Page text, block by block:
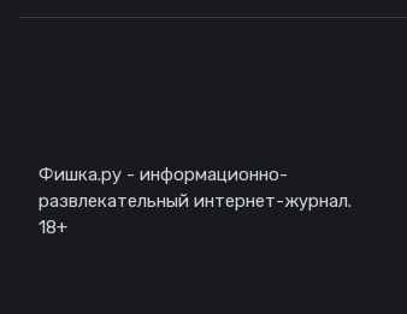
Фишка.ру - информационно-
развлекательный интернет-журнал.
18+